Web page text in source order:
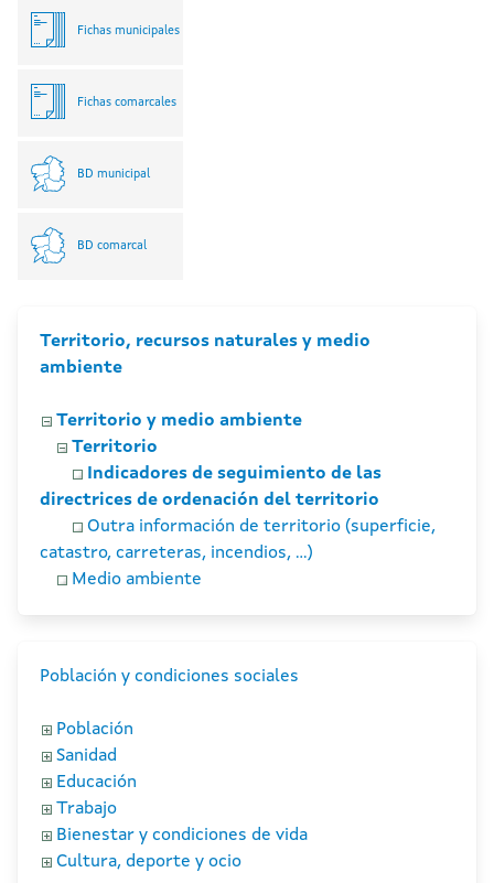
Fichas municipales
Fichas comarcales
BD municipal
BD comarcal
Territorio, recursos naturales y medio
ambiente
Territorio y medio ambiente
Territorio
Indicadores de seguimiento de las
directrices de ordenación del territorio
Outra información de territorio (superficie,
catastro, carreteras, incendios, ...)
Medio ambiente
Población y condiciones sociales
Población
Sanidad
Educación
Trabajo
Bienestar y condiciones de vida
Cultura, deporte y ocio